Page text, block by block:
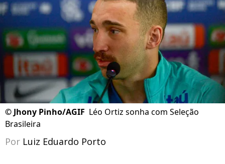
©Jhony Pinho/AGIF Léo Ortiz sonha com Seleção
Brasileira
Por Luiz Eduardo Porto